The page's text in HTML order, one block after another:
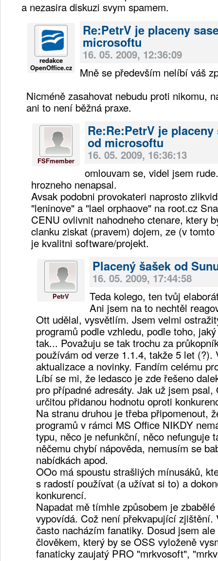
a nezasira diskuzi svym spamem.
redakce
OpenOffice.cz
Re:PetrV je placeny
microsoftu
16. 05. 2009, 12:36:09
Mně se především nelíbí váš
Nicméně zasahovat nebudu proti nikomu,
ani to není běžná praxe.
FSFmember
Re:Re:PetrV je placeny
od microsoftu
16. 05. 2009, 16:36:13
omlouvam se, videl jsem
hrozneho nenapsal.
Avsak podobni provokateri naprosto
"leninove" a "lael orphaove" na root.cz
CENU ovlivnit nahodneho ctenare, ktery
clanku ziskat (pravem) dojem, ze (v
je kvalitni software/projekt.
PetrV
Placený šašek od
16. 05. 2009, 17:44:58
Teda kolego, ten tvůj
Ani jsem na to nechtěl
Ott udělal, vysvětlím. Jsem velmi
programů podle vzhledu, podle toho,
tak... Považuju se tak trochu za
používám od verze 1.1.4, takže 5 let (?).
aktualizace a novinky. Fandím celému
Líbí se mi, že ledasco je zde řešeno
pro případné adresáty. Jak už jsem
určitou přidanou hodnotu oproti
Na stranu druhou je třeba připomenout,
programů v rámci MS Office NIKDY
typu, něco je nefunkční, něco nefunguje
něčemu chybí nápověda, nemusím se
nabídkách apod.
OOo má spoustu strašliých mínusáků,
s radostí používat (a užívat si to) a
konkurencí.
Napadat mě tímhle způsobem je
vypovídá. Což není překvapující zjištění.
často nacházím fanatiky. Dosud jsem
člověkem, který by se OSS vyloženě
fanaticky zaujatý PRO "mrkvosoft",